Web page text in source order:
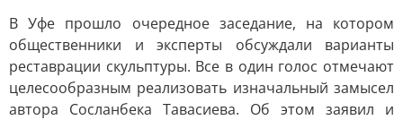
В Уфе прошло очередное заседание, на котором
общественники и эксперты обсуждали варианты
реставрации скульптуры. Все в один голос отмечают
целесообразным реализовать изначальный замысел
автора Сосланбека Тавасиева. Об этом заявил и